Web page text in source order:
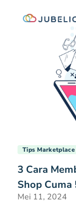
Tips Marketplace
3 Cara
Shop Cuma
Mei 11, 2024